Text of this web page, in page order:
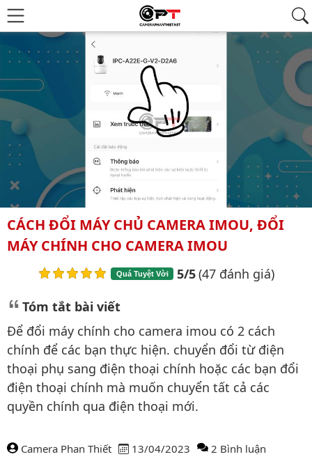
CÁCH ĐỔI MÁY CHỦ CAMERA IMOU, ĐỔI
MÁY CHÍNH CHO CAMERA IMOU
Quá Tuyệt Vời 5/5(47 đánh giá)
Tóm tắt bài viết
Để đổi máy chính cho camera imou có 2 cách
chính để các bạn thực hiện. chuyển đổi từ điện
thoại phụ sang điện thoại chính hoặc các bạn đổi
điện thoại chính mà muốn chuyển tất cả các
quyền chính qua điện thoại mới.
Camera Phan Thiết 13/04/2023 2 Bình luận